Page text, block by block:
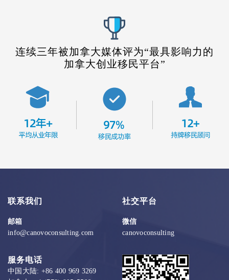
连续三年被加拿大媒体评为“最具影响力的
加拿大创业移民平台”
联系我们
邮箱
info@canovoconsulting.com
服务电话
中国大陆: +86 400 969 3269
社交平台
微信
canovoconsulting